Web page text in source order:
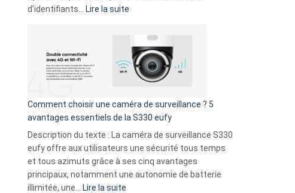
amis
d’identifiants…
Lire la suite
record
La
fuite
16
milliards
données
menace
Facebook,
Telegram
Comment choisir une caméra de surveillance ? 5
avantages essentiels de la S330 eufy
Description du texte : La caméra de surveillance S330
eufy offre aux utilisateurs une sécurité tous temps
et tous azimuts grâce à ses cinq avantages
principaux, notamment une autonomie de batterie
illimitée, une…
Lire la suite